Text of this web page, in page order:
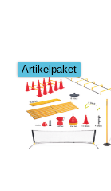
Artikelpaket